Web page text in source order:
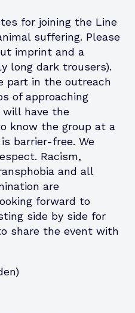
for joining the Line
suffering. Please
imprint and a
long dark trousers).
part in the outreach
of approaching
will have the
know the group at a
barrier-free. We
Racism,
and all
are
forward to
side by side for
share the event with